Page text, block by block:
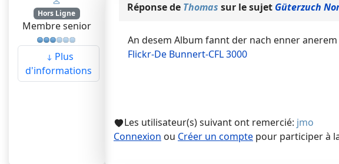
Hors Ligne
Membre senior
Plus
d'informations
Réponse de Thomas sur le sujet Güterzuch
An desem Album fannt der nach enner
Flickr-De Bunnert-CFL 3000
Les utilisateur(s) suivant ont remercié: jmo
Connexion ou Créer un comptepour participer à